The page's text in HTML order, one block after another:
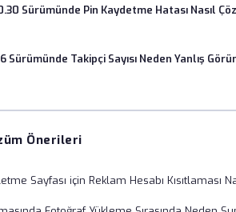
Sürümünde Pin Kaydetme Hatası Nasıl
Sürümünde Takipçi Sayısı Neden Yanlış
Önerileri
Sayfası için Reklam Hesabı Kısıtlaması